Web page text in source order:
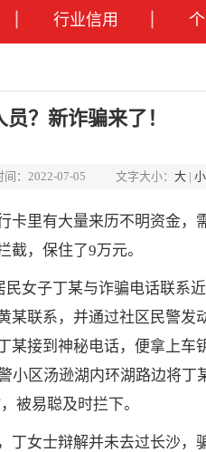
行业信用
？新诈骗来了！
间：2022-07-05 文字大小： 大 | 小
里有大量来历不明资金，
拦截，保住了9万元。
子丁某与诈骗电话联系
联系，并通过社区民警
接到神秘电话，便拿上
区汤逊湖内环湖路边将
，被易聪及时拦下。
女士辩解并未去过长沙，